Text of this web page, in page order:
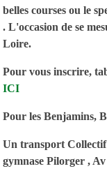
belles courses ou le
. L'occasion de se
Loire.
Pour vous inscrire,
ICI
Pour les Benjamins,
Un transport Collectif
gymnase Pilorger ,